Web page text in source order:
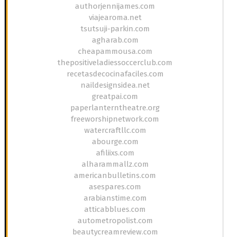
authorjennijames.com
viajearoma.net
tsutsuji-parkin.com
agharab.com
cheapammousa.com
thepositiveladiessoccerclub.com
recetasdecocinafaciles.com
naildesignsidea.net
greatpai.com
paperlanterntheatre.org
freeworshipnetwork.com
watercraftllc.com
abourge.com
afiliixs.com
alharammallz.com
americanbulletins.com
asespares.com
arabianstime.com
atticabblues.com
autometropolist.com
beautycreamreview.com